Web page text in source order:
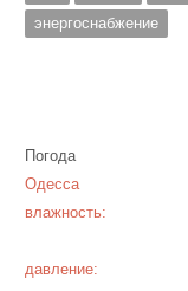
энергоснабжение
Погода
Одесса
влажность:
давление: